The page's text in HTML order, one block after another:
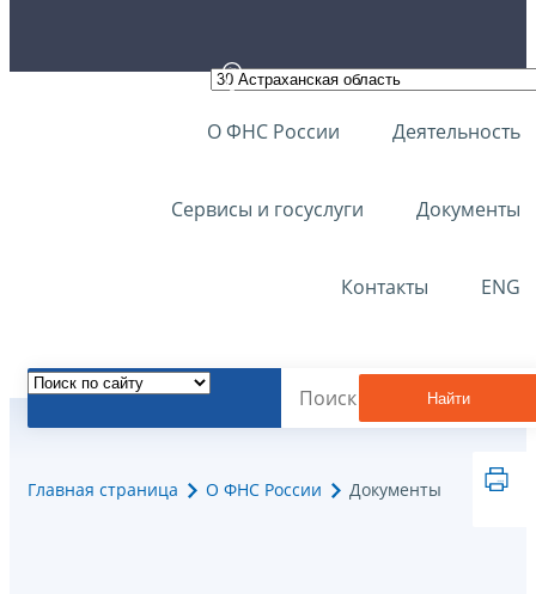
О ФНС России Деятельность
Сервисы и госуслуги Документы
Контакты ENG
Найти
Главная страница О ФНС России Документы